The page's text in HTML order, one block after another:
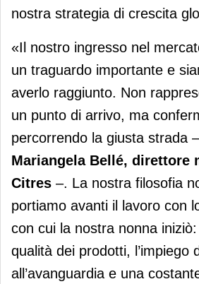
nostra strategia di crescita
«Il nostro ingresso nel
un traguardo importante e
averlo raggiunto. Non
un punto di arrivo, ma
percorrendo la giusta strada
Mariangela Bellé, direttore
Citres –. La nostra filosofia
portiamo avanti il lavoro con
con cui la nostra nonna iniziò:
qualità dei prodotti, l’impiego
all’avanguardia e una